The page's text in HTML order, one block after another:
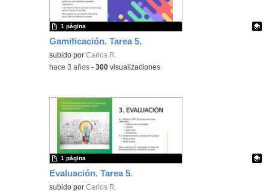
Gamificación. Tarea 5.
Contenido educativo.
subido porCarlos R.
1 página
-hace 3 años -300 visualizaciones
Evaluación. Tarea 5.
Contenido educativo.
subido porCarlos R.
1 página